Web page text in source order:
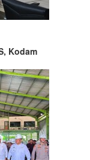
Kodam